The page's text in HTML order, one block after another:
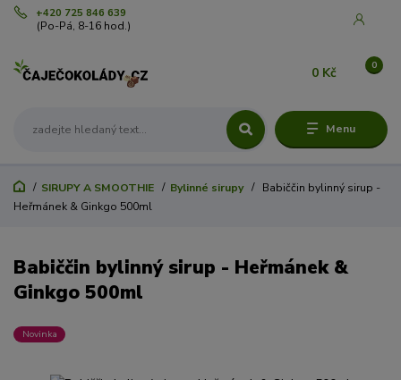
Menu
+420 725 846 639
(Po-Pá, 8-16 hod.)
0
0 Kč
SIRUPY A SMOOTHIE Bylinné sirupy
Babiččin bylinný sirup -
Heřmánek & Ginkgo 500ml
Babiččin bylinný sirup - Heřmánek &
Ginkgo 500ml
Novinka